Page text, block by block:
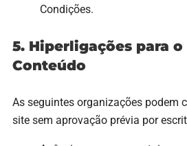
Condições.
5. Hiperligações para o
Conteúdo
As seguintes organizações podem
site sem aprovação prévia por